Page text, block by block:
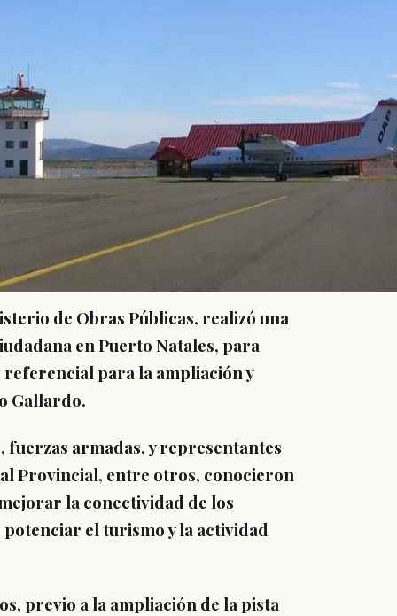
de Obras Públicas, realizó una
en Puerto Natales, para
para la ampliación y
Gallardo.
armadas, y representantes
Provincial, entre otros, conocieron
la conectividad de los
el turismo y la actividad
previo a la ampliación de la pista